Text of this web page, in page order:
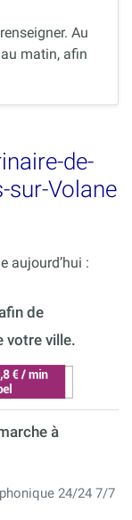
Au
matin, afin
de-
sur-Volane
aujourd’hui :
de
votre ville.
à
24/24 7/7